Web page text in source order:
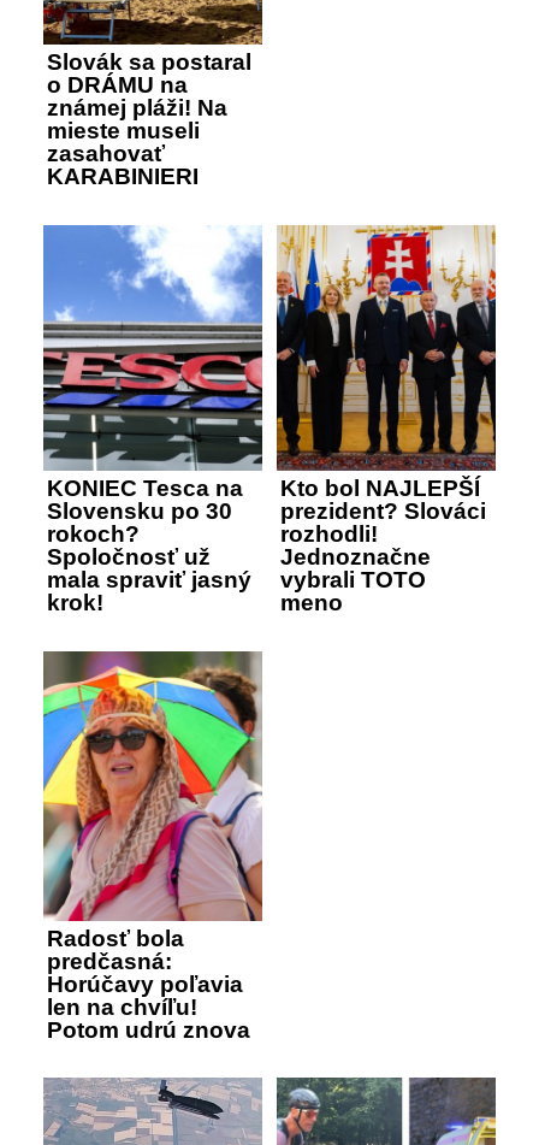
Slovák sa postaral
o DRÁMU na
známej pláži! Na
mieste museli
zasahovať
KARABINIERI
KONIEC Tesca na
Slovensku po 30
rokoch?
Spoločnosť už
mala spraviť jasný
krok!
Kto bol NAJLEPŠÍ
prezident? Slováci
rozhodli!
Jednoznačne
vybrali TOTO
meno
Radosť bola
predčasná:
Horúčavy poľavia
len na chvíľu!
Potom udrú znova